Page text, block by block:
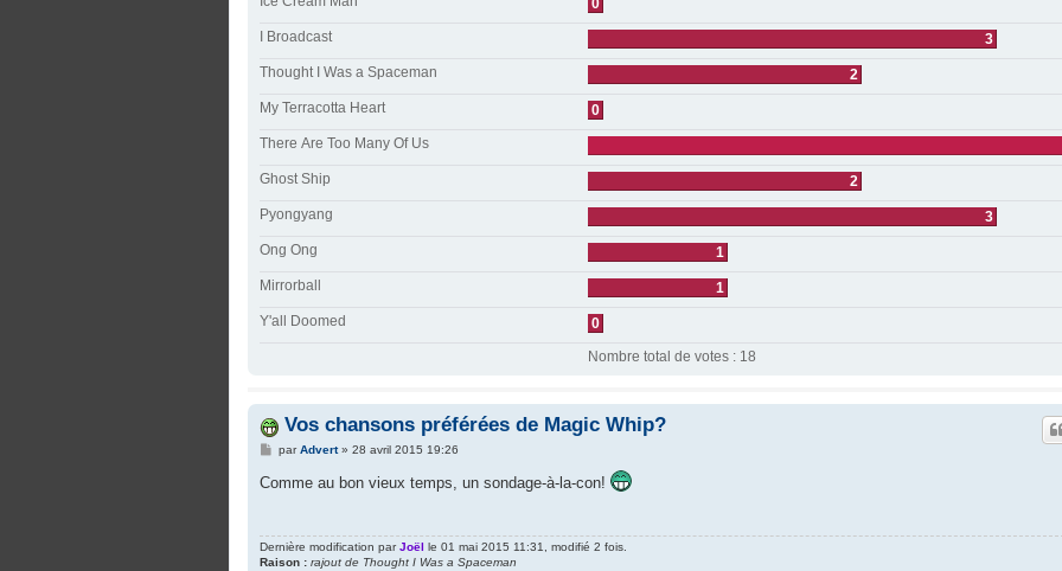
0
I Broadcast 3
Thought I Was a Spaceman 2
My Terracotta Heart 0
There Are Too Many Of Us
Ghost Ship 2
Pyongyang 3
Ong Ong 1
Mirrorball 1
Y'all Doomed 0
Nombre total de votes : 18
Vos chansons préférées de Magic Whip?
M
s
e
parAdvert» 28 avril 2015 19:26
Comme au bon vieux temps, un sondage-à-la-con!
Dernière modification parJoël le 01 mai 2015 11:31, modifié 2 fois.
Raison : rajout de Thought I Was a Spaceman